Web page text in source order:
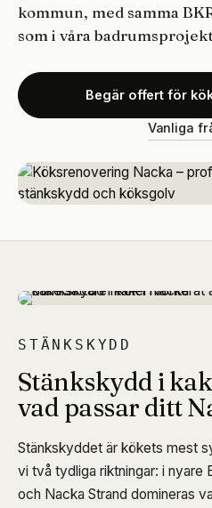
kommun, med samma
som i våra
Begär offert för
Vanliga
STÄNKSKYDD
Stänkskydd i
vad passar ditt
Stänkskyddet är kökets mest
vi två tydliga riktningar: i nyare
och Nacka Strand domineras